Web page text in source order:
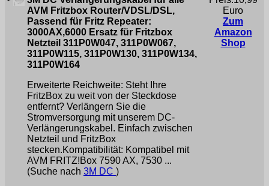
AVM Fritzbox Router/VDSL/DSL,
Passend für Fritz Repeater:
3000AX,6000 Ersatz für Fritzbox
Netzteil 311P0W047, 311P0W067,
311P0W115, 311P0W130, 311P0W134,
311P0W164
Erweiterte Reichweite: Steht Ihre
FritzBox zu weit von der Steckdose
entfernt? Verlängern Sie die
Stromversorgung mit unserem DC-
Verlängerungskabel. Einfach zwischen
Netzteil und FritzBox
stecken.Kompatibilität: Kompatibel mit
AVM FRITZ!Box 7590 AX, 7530 ...
(Suche nach 3M DC )
Euro
Zum
Amazon
Shop